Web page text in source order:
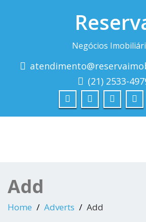
Negócios
(21) 2533-
Add
Home Adverts Add